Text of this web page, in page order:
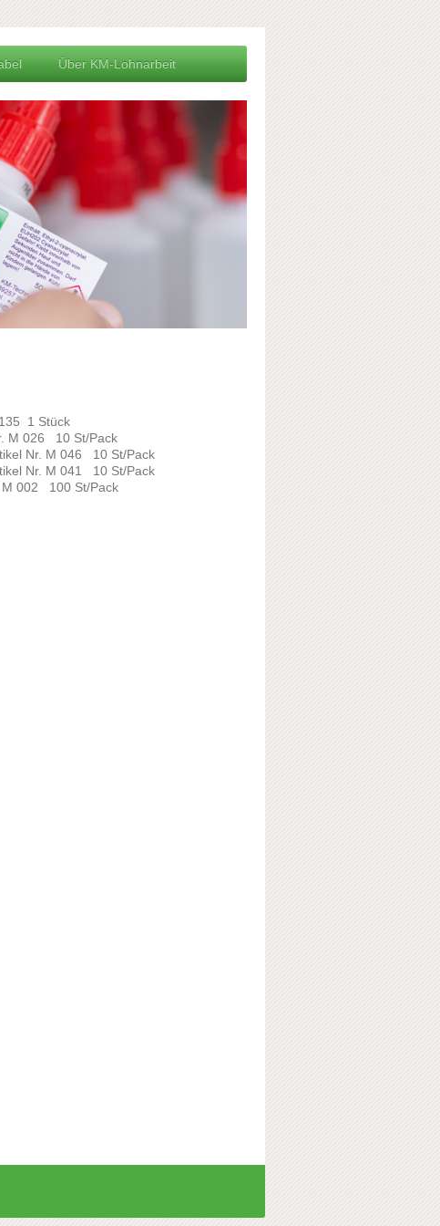
Über KM-Lohnarbeit
1 Stück
M 026 10 St/Pack
Nr. M 046 10 St/Pack
Nr. M 041 10 St/Pack
M 002 100 St/Pack